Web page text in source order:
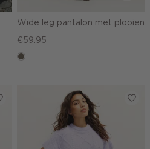
Wide leg pantalon met plooien
€59.95
middenbruin